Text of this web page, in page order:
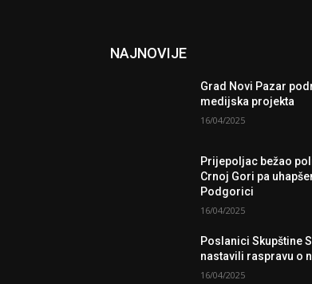
NAJNOVIJE
Grad Novi Pazar
medijska projekta
16/04/2025
Prijepoljac bežao
Crnoj Gori pa
Podgorici
16/04/2025
Poslanici Skupštine
nastavili raspravu o
16/04/2025